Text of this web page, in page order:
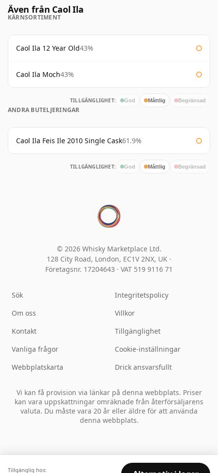
Även från Caol Ila
KÄRNSORTIMENT
Caol Ila 12 Year Old43%
Caol Ila Moch43%
TILLGÄNGLIGHET: God Måttlig Begränsad
ANDRA BUTELJERINGAR
Caol Ila Feis Ile 2010 Single Cask61.9%
TILLGÄNGLIGHET: God Måttlig Begränsad
Tillgänglig hos:
© 2026 Whisky Marketplace Ltd.
128 City Road, London, EC1V 2NX, UK ·
Företagsnr. 17204643 · VAT 519 9116 71
Sök
Om oss
Kontakt
Vanliga frågor
Webbplatskarta
Integritetspolicy
Villkor
Tillgänglighet
Cookie-inställningar
Drick ansvarsfullt
Vi kan få provision via länkar på denna webbplats. Priser
kan vara uppskattningar omräknade från återförsäljarens
valuta. Du måste vara 20 år eller äldre för att använda
denna webbplats.